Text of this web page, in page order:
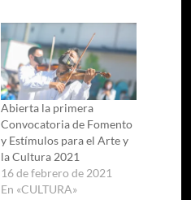
Abierta la primera
Convocatoria de Fomento
y Estímulos para el Arte y
la Cultura 2021
16 de febrero de 2021
En «CULTURA»